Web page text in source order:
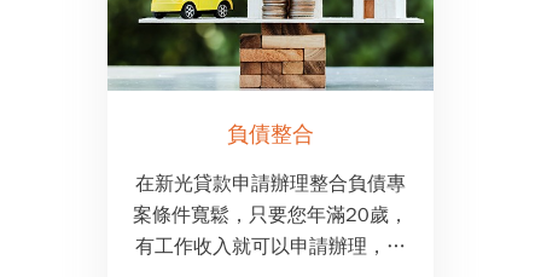
負債整合
在新光貸款申請辦理整合負債專
案條件寬鬆，只要您年滿20歲，
有工作收入就可以申請辦理，不